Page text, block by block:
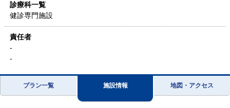
診療科一覧
健診専門施設
責任者
-
-
プラン一覧 施設情報 地図・アクセス